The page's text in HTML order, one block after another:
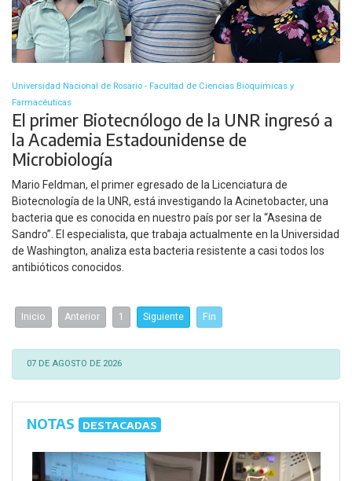
Universidad Nacional de Rosario - Facultad de Ciencias Bioquímicas y
Farmacéuticas
El primer Biotecnólogo de la UNR ingresó a
la Academia Estadounidense de
Microbiología
Mario Feldman, el primer egresado de la Licenciatura de
Biotecnología de la UNR, está investigando la Acinetobacter, una
bacteria que es conocida en nuestro país por ser la “Asesina de
Sandro”. El especialista, que trabaja actualmente en la Universidad
de Washington, analiza esta bacteria resistente a casi todos los
antibióticos conocidos.
Inicio Anterior 1 Siguiente Fin
07 DE AGOSTO DE 2026
NOTAS DESTACADAS